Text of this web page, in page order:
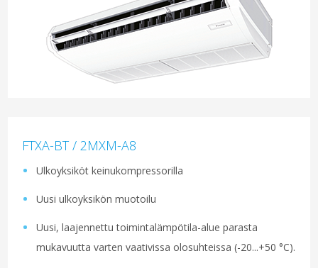
FTXA-BT / 2MXM-A8
Ulkoyksiköt keinukompressorilla
Uusi ulkoyksikön muotoilu
Uusi, laajennettu toimintalämpötila-alue parasta
mukavuutta varten vaativissa olosuhteissa (-20...+50 °C).